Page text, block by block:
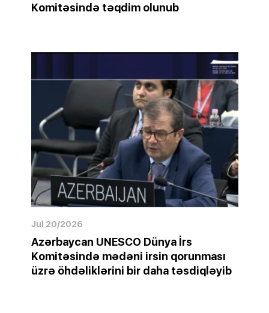
Komitəsində təqdim olunub
Jul 20/2026
Azərbaycan UNESCO Dünya İrs
Komitəsində mədəni irsin qorunması
üzrə öhdəliklərini bir daha təsdiqləyib